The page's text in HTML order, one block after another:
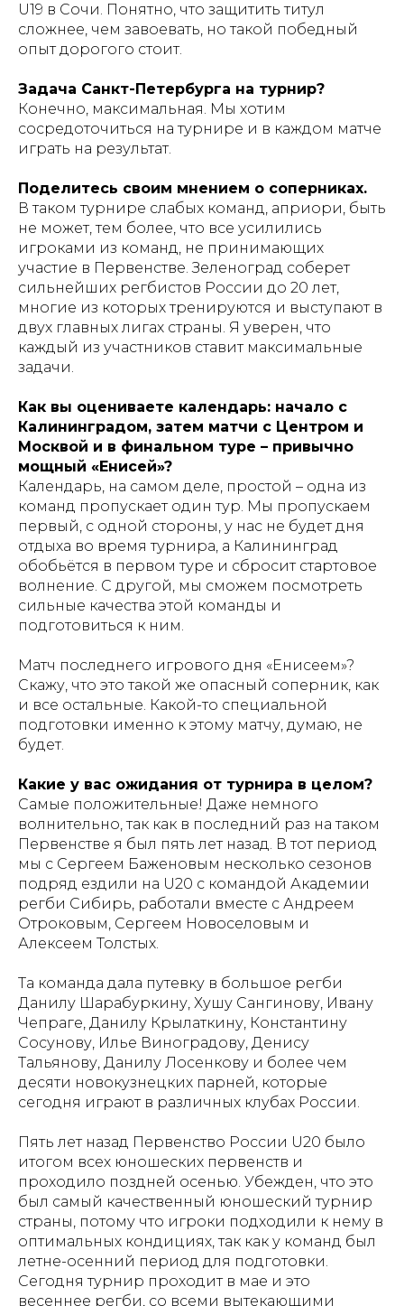
U19 в Сочи. Понятно, что защитить титул
сложнее, чем завоевать, но такой победный
опыт дорогого стоит.
Задача Санкт-Петербурга на турнир?
Конечно, максимальная. Мы хотим
сосредоточиться на турнире и в каждом матче
играть на результат.
Поделитесь своим мнением о соперниках.
В таком турнире слабых команд, априори, быть
не может, тем более, что все усилились
игроками из команд, не принимающих
участие в Первенстве. Зеленоград соберет
сильнейших регбистов России до 20 лет,
многие из которых тренируются и выступают в
двух главных лигах страны. Я уверен, что
каждый из участников ставит максимальные
задачи.
Как вы оцениваете календарь: начало с
Калининградом, затем матчи с Центром и
Москвой и в финальном туре – привычно
мощный «Енисей»?
Календарь, на самом деле, простой – одна из
команд пропускает один тур. Мы пропускаем
первый, с одной стороны, у нас не будет дня
отдыха во время турнира, а Калининград
обобьётся в первом туре и сбросит стартовое
волнение. С другой, мы сможем посмотреть
сильные качества этой команды и
подготовиться к ним.
Матч последнего игрового дня «Енисеем»?
Скажу, что это такой же опасный соперник, как
и все остальные. Какой-то специальной
подготовки именно к этому матчу, думаю, не
будет.
Какие у вас ожидания от турнира в целом?
Самые положительные! Даже немного
волнительно, так как в последний раз на таком
Первенстве я был пять лет назад. В тот период
мы с Сергеем Баженовым несколько сезонов
подряд ездили на U20 c командой Академии
регби Сибирь, работали вместе с Андреем
Отроковым, Сергеем Новоселовым и
Алексеем Толстых.
Та команда дала путевку в большое регби
Данилу Шарабуркину, Хушу Сангинову, Ивану
Чепраге, Данилу Крылаткину, Константину
Сосунову, Илье Виноградову, Денису
Тальянову, Данилу Лосенкову и более чем
десяти новокузнецких парней, которые
сегодня играют в различных клубах России.
Пять лет назад Первенство России U20 было
итогом всех юношеских первенств и
проходило поздней осенью. Убежден, что это
был самый качественный юношеский турнир
страны, потому что игроки подходили к нему в
оптимальных кондициях, так как у команд был
летне-осенний период для подготовки.
Сегодня турнир проходит в мае и это
весеннее регби, со всеми вытекающими